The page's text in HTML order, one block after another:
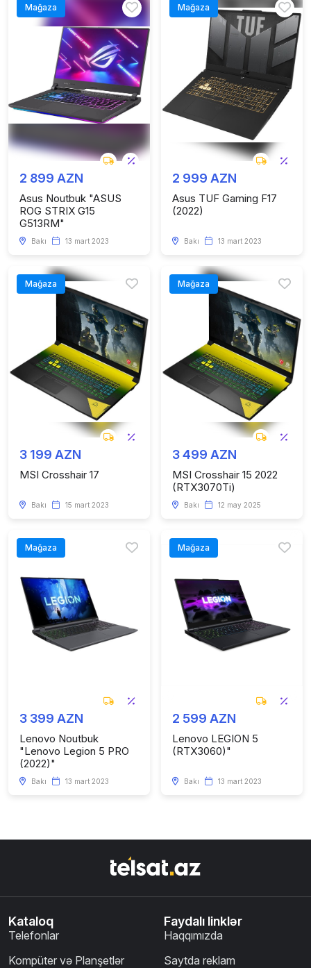
Mağaza
2 899 AZN
Asus Noutbuk "ASUS
ROG STRIX G15
G513RM"
Bakı 13 mart 2023
Mağaza
2 999 AZN
Asus TUF Gaming F17
(2022)
Bakı 13 mart 2023
Mağaza
3 199 AZN
MSI Crosshair 17
Bakı 15 mart 2023
Mağaza
3 499 AZN
MSI Crosshair 15 2022
(RTX3070Ti)
Bakı 12 may 2025
Mağaza
3 399 AZN
Lenovo Noutbuk
"Lenovo Legion 5 PRO
(2022)"
Bakı 13 mart 2023
Mağaza
2 599 AZN
Lenovo LEGION 5
(RTX3060)"
Bakı 13 mart 2023
Kataloq
Telefonlar
Kompüter və Planşetlər
Faydalı linklər
Haqqımızda
Saytda reklam